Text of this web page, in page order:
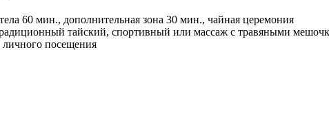
60 мин., дополнительная зона 30 мин., чайная церемония
тайский, спортивный или массаж с травяными
посещения